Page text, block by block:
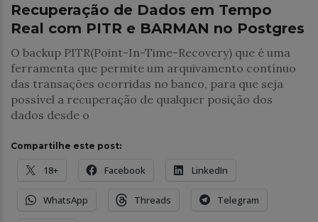
Recuperação de Dados em Tempo
Real com PITR e BARMAN no Postgres
O backup PITR(Point-In-Time-Recovery) que é uma
ferramenta que permite um arquivamento contínuo
das transações ocorridas no banco, para que seja
possível a recuperação de qualquer posição dos
dados desde o
Compartilhe este post:
18+ Facebook LinkedIn
WhatsApp Threads Telegram